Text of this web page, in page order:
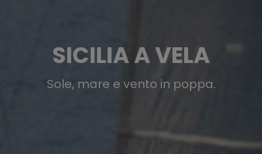
SICILIA A VELA
Sole, mare e vento in poppa.